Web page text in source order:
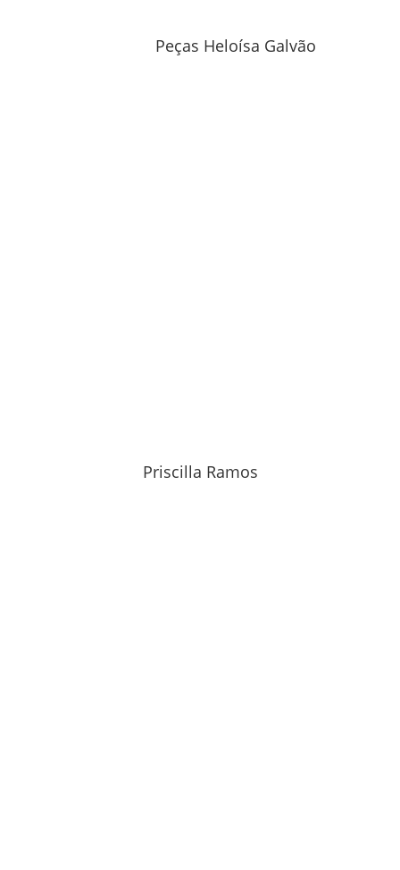
Peças Heloísa Galvão
Priscilla Ramos